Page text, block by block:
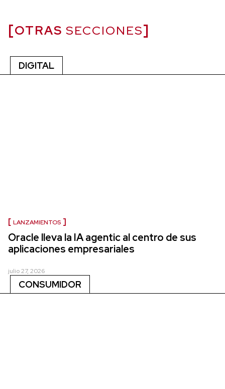
OTRAS SECCIONES
DIGITAL
LANZAMIENTOS
Oracle lleva la IA agentic al centro de sus
aplicaciones empresariales
julio 27, 2026
CONSUMIDOR